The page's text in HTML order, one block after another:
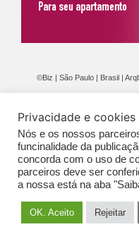
©Biz | São Paulo | Brasil |
GERAIS
Privacidade e cookies
Nós e os nossos
funcinalidade da
concorda com o uso de
parceiros deve ser
a nossa está na aba
OK. Aceito Rejeitar